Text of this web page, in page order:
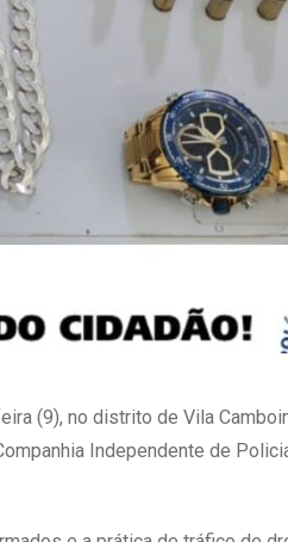
(9), no distrito de Vila
Independente de